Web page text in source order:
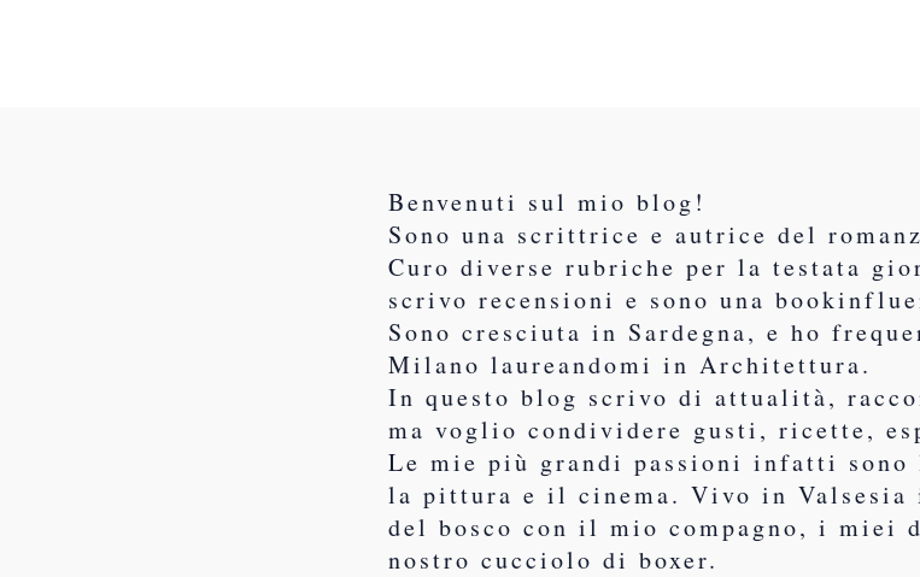
Benvenuti sul mio blog!
Sono una scrittrice e autrice del
Curo diverse rubriche per la testata
scrivo recensioni e sono una
Sono cresciuta in Sardegna, e ho
Milano laureandomi in Architettura.
In questo blog scrivo di attualità,
ma voglio condividere gusti, ricette,
Le mie più grandi passioni infatti
la pittura e il cinema. Vivo in Valsesia
del bosco con il mio compagno, i miei
nostro cucciolo di boxer.